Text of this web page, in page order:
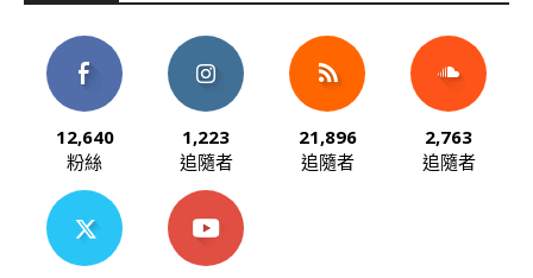
12,640
粉絲
1,223
追隨者
21,896
追隨者
2,763
追隨者